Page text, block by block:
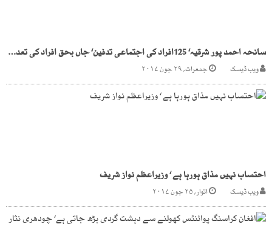
سانحہ احمد پور شرقیہ‘ 125افراد کی اجتماعی تدفین‘ جاں بحق افراد کی تعداد 162ہوگئی
ویب ڈیسک جمعرات, ۲۹ جون ۲۰۱۷
احتساب نہیں مذاق ہورہا ہے ‘ وزیراعظم نواز شریف
ویب ڈیسک اتوار, ۲۵ جون ۲۰۱۷